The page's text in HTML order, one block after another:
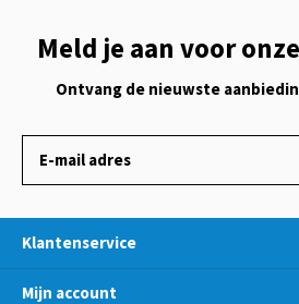
Meld je aan voor
Ontvang de nieuwste
Klantenservice
Mijn account